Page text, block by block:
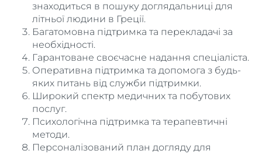
знаходиться в пошуку доглядальниці для
літньої людини в Греції.
Багатомовна підтримка та перекладачі за
необхідності.
Гарантоване своєчасне надання спеціаліста.
Оперативна підтримка та допомога з будь-
яких питань від служби підтримки.
Широкий спектр медичних та побутових
послуг.
Психологічна підтримка та терапевтичні
методи.
Персоналізований план догляду для